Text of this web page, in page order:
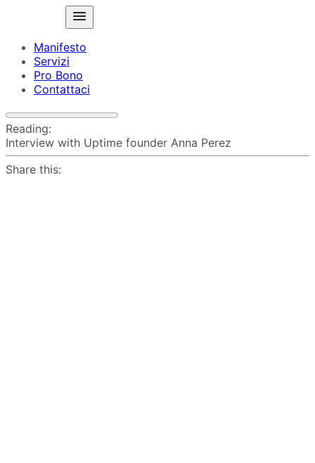
Manifesto
Servizi
Pro Bono
Contattaci
Reading:
Interview with Uptime founder Anna Perez
Share this: